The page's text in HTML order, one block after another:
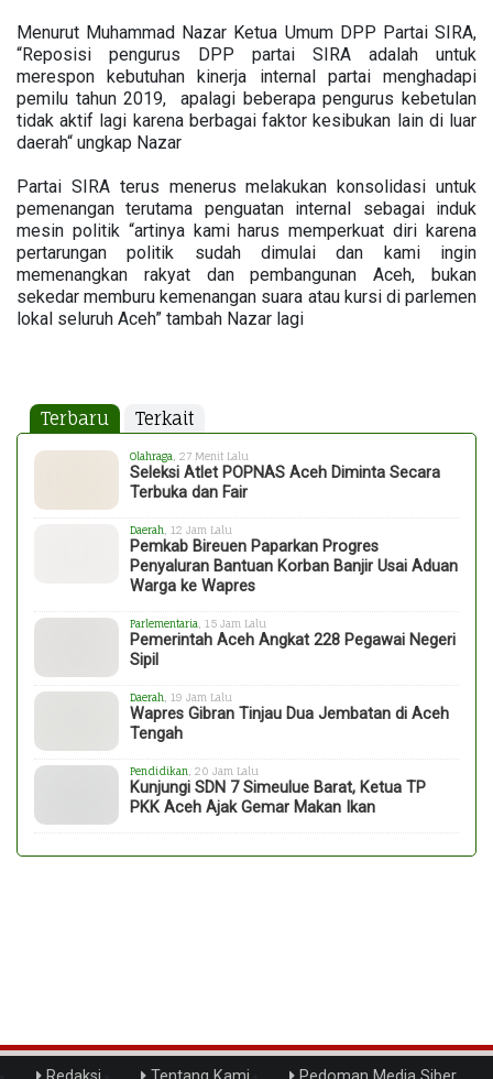
Menurut Muhammad Nazar Ketua Umum DPP Partai SIRA,
“Reposisi pengurus DPP partai SIRA adalah untuk
merespon kebutuhan kinerja internal partai menghadapi
pemilu tahun 2019, apalagi beberapa pengurus kebetulan
tidak aktif lagi karena berbagai faktor kesibukan lain di luar
daerah“ ungkap Nazar
Partai SIRA terus menerus melakukan konsolidasi untuk
pemenangan terutama penguatan internal sebagai induk
mesin politik “artinya kami harus memperkuat diri karena
pertarungan politik sudah dimulai dan kami ingin
memenangkan rakyat dan pembangunan Aceh, bukan
sekedar memburu kemenangan suara atau kursi di parlemen
lokal seluruh Aceh” tambah Nazar lagi
Terbaru Terkait
Olahraga , 27 Menit Lalu
Seleksi Atlet POPNAS Aceh Diminta Secara
Terbuka dan Fair
Daerah , 12 Jam Lalu
Pemkab Bireuen Paparkan Progres
Penyaluran Bantuan Korban Banjir Usai Aduan
Warga ke Wapres
Parlementaria , 15 Jam Lalu
Pemerintah Aceh Angkat 228 Pegawai Negeri
Sipil
Daerah , 19 Jam Lalu
Wapres Gibran Tinjau Dua Jembatan di Aceh
Tengah
Pendidikan , 20 Jam Lalu
Kunjungi SDN 7 Simeulue Barat, Ketua TP
PKK Aceh Ajak Gemar Makan Ikan